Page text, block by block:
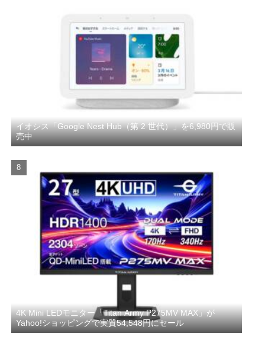
イオシス「Google Nest Hub（第 2 世代）」を6,980円で販
売中
4K Mini LEDモニター「Titan Army P275MV MAX」が
Yahoo!ショッピングで実質54,548円にセール